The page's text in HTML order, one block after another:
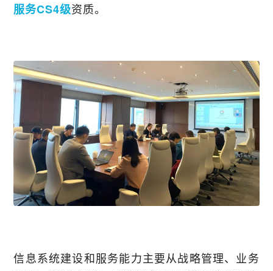
服务CS4级资质。
信息系统建设和服务能力主要从战略管理、业务